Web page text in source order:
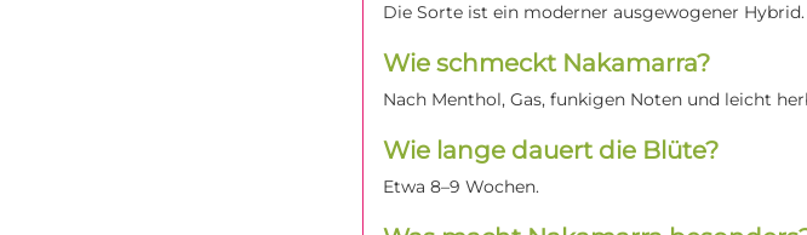
Die Sorte ist ein moderner ausgewogener Hybrid.
Wie schmeckt Nakamarra?
Nach Menthol, Gas, funkigen Noten und leicht
Wie lange dauert die Blüte?
Etwa 8–9 Wochen.